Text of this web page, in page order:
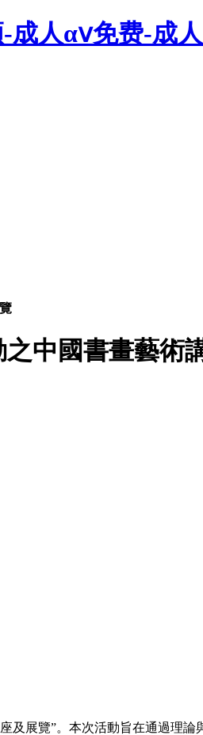
人αⅴ免费-成
中國書畫藝術
及展覽”。本次活動旨在通過理